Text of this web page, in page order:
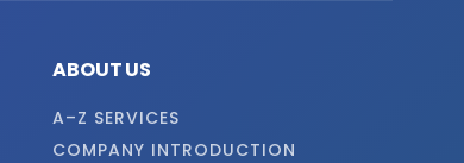
ABOUT US
A–Z SERVICES
COMPANY INTRODUCTION